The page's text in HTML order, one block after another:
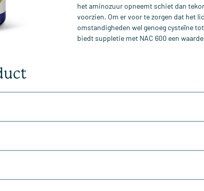
het aminozuur opneemt schiet dan
voorzien. Om er voor te zorgen dat het
omstandigheden wel genoeg cysteïne
biedt suppletie met NAC 600 een